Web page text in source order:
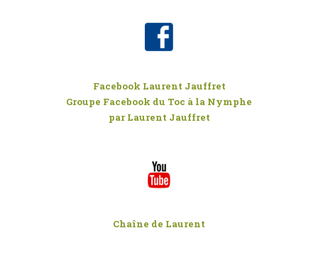
Facebook Laurent Jauffret
Groupe Facebook du Toc à la Nymphe
par Laurent Jauffret
Chaîne de Laurent